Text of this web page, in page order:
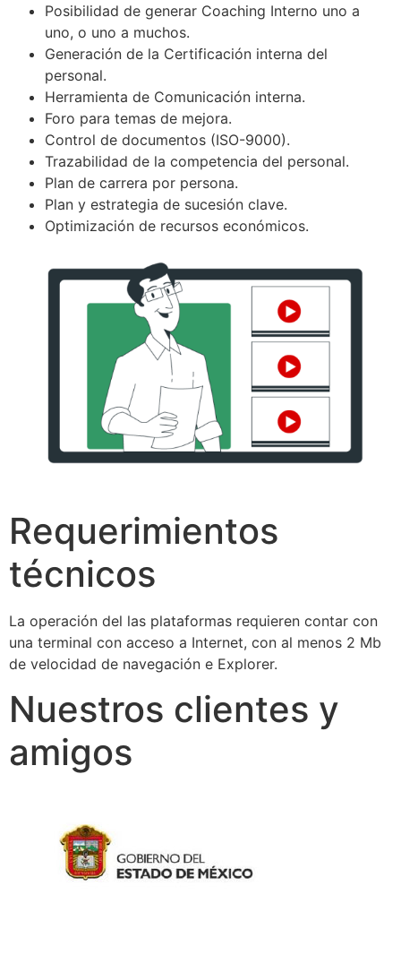
Posibilidad de generar Coaching Interno uno a
uno, o uno a muchos.
Generación de la Certificación interna del
personal.
Herramienta de Comunicación interna.
Foro para temas de mejora.
Control de documentos (ISO-9000).
Trazabilidad de la competencia del personal.
Plan de carrera por persona.
Plan y estrategia de sucesión clave.
Optimización de recursos económicos.
Requerimientos
técnicos
La operación del las plataformas requieren contar con
una terminal con acceso a Internet, con al menos 2 Mb
de velocidad de navegación e Explorer.
Nuestros clientes y
amigos